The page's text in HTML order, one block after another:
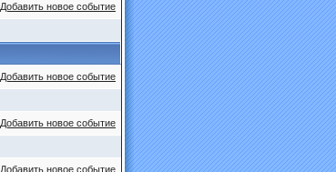
Добавить новое событие
Добавить новое событие
Добавить новое событие
Добавить новое событие